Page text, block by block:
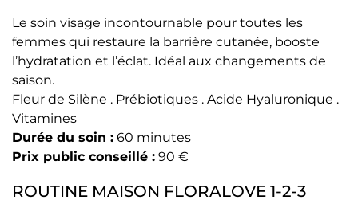
Le soin visage incontournable pour toutes les
femmes qui restaure la barrière cutanée, booste
l’hydratation et l’éclat. Idéal aux changements de
saison.
Fleur de Silène . Prébiotiques . Acide Hyaluronique .
Vitamines
Durée du soin : 60 minutes
Prix public conseillé : 90 €
ROUTINE MAISON FLORALOVE 1-2-3